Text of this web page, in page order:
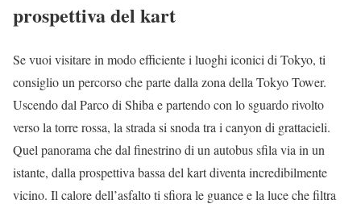
prospettiva del kart
Se vuoi visitare in modo efficiente i luoghi iconici di Tokyo, ti
consiglio un percorso che parte dalla zona della Tokyo Tower.
Uscendo dal Parco di Shiba e partendo con lo sguardo rivolto
verso la torre rossa, la strada si snoda tra i canyon di grattacieli.
Quel panorama che dal finestrino di un autobus sfila via in un
istante, dalla prospettiva bassa del kart diventa incredibilmente
vicino. Il calore dell’asfalto ti sfiora le guance e la luce che filtra